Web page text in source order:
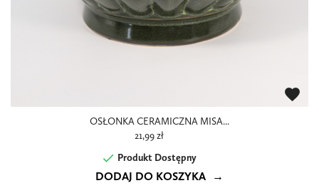
OSŁONKA CERAMICZNA MISA...
21,99 zł
 Produkt Dostępny
favorite
DODAJ DO KOSZYKA